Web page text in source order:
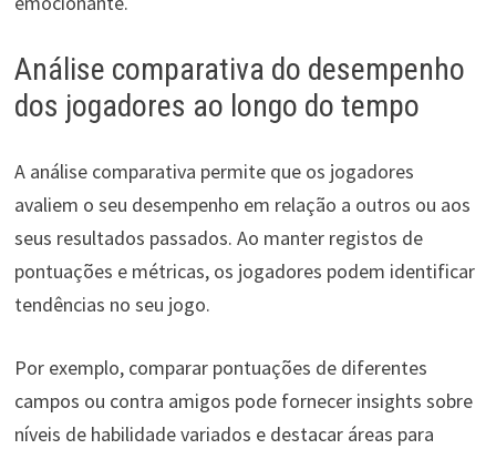
Análise comparativa do desempenho
dos jogadores ao longo do tempo
A análise comparativa permite que os jogadores
avaliem o seu desempenho em relação a outros ou aos
seus resultados passados. Ao manter registos de
pontuações e métricas, os jogadores podem identificar
tendências no seu jogo.
Por exemplo, comparar pontuações de diferentes
campos ou contra amigos pode fornecer insights sobre
níveis de habilidade variados e destacar áreas para